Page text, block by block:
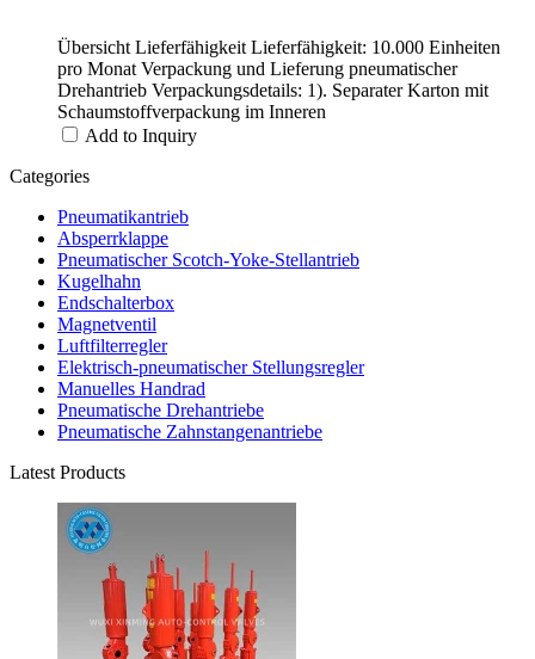
Übersicht Lieferfähigkeit Lieferfähigkeit: 10.000 Einheiten
pro Monat Verpackung und Lieferung pneumatischer
Drehantrieb Verpackungsdetails: 1). Separater Karton mit
Schaumstoffverpackung im Inneren
Add to Inquiry
Categories
Pneumatikantrieb
Absperrklappe
Pneumatischer Scotch-Yoke-Stellantrieb
Kugelhahn
Endschalterbox
Magnetventil
Luftfilterregler
Elektrisch-pneumatischer Stellungsregler
Manuelles Handrad
Pneumatische Drehantriebe
Pneumatische Zahnstangenantriebe
Latest Products